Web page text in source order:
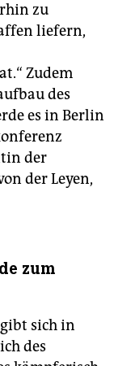
zu
liefern,
Zudem
des
es in Berlin
der
der Leyen,
zum
sich in
des